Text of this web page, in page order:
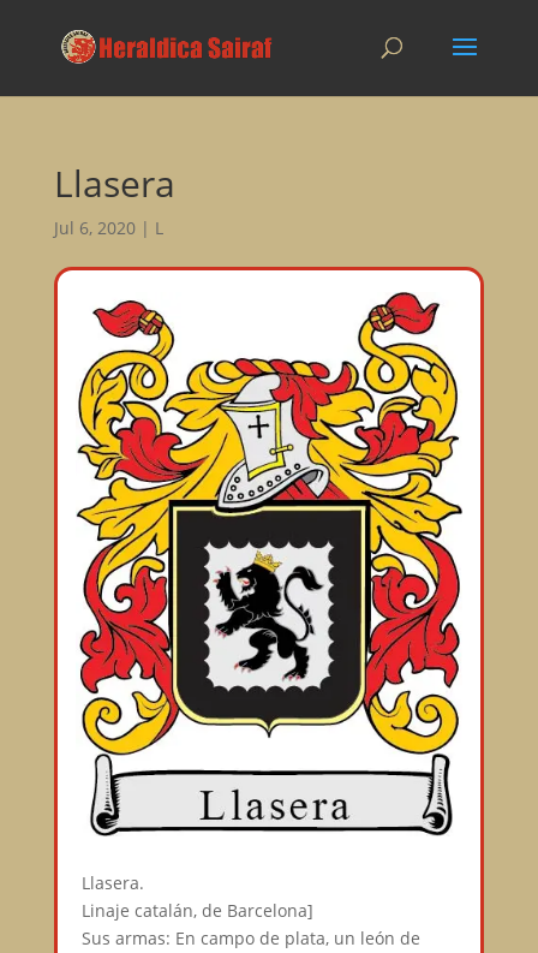
Llasera
Jul 6, 2020| L
Llasera.⠀
Linaje catalán, de Barcelona]⠀
Sus armas: En campo de plata, un león de